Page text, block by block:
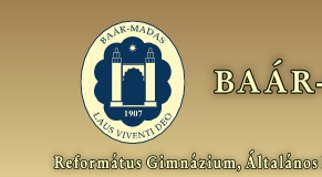
Baár–
Madas
Református
Gimnázium,
Általános